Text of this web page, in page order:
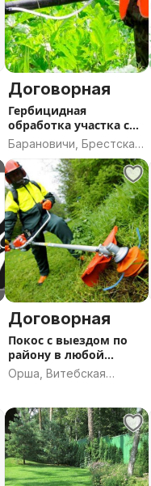
Договорная
Гербицидная
обработка участка с
гарантией.
Барановичи, Брестская
область
Договорная
Покос с выездом по
району в любой
населённый пункт
Орша, Витебская